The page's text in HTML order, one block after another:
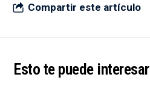
Compartir este artículo
Esto te puede interesar